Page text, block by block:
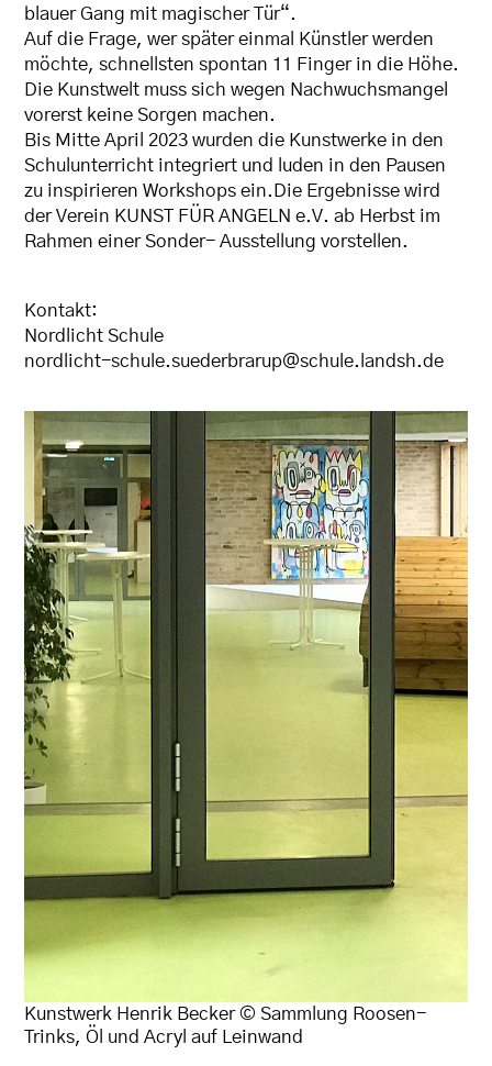
blauer Gang mit magischer Tür“.
Auf die Frage, wer später einmal Künstler werden
möchte, schnellsten spontan 11 Finger in die Höhe.
Die Kunstwelt muss sich wegen Nachwuchsmangel
vorerst keine Sorgen machen.
Bis Mitte April 2023 wurden die Kunstwerke in den
Schulunterricht integriert und luden in den Pausen
zu inspirieren Workshops ein.Die Ergebnisse wird
der Verein KUNST FÜR ANGELN e.V. ab Herbst im
Rahmen einer Sonder- Ausstellung vorstellen.
Kontakt:
Nordlicht Schule
nordlicht-schule.suederbrarup@schule.landsh.de
Kunstwerk Henrik Becker © Sammlung Roosen-
Trinks, Öl und Acryl auf Leinwand